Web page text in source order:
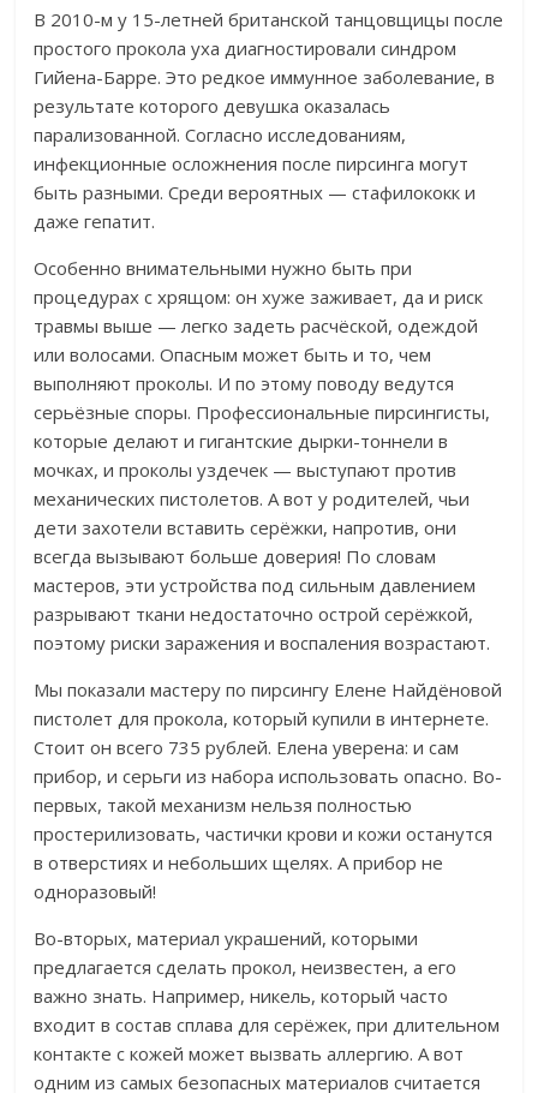
В 2010-м у 15-летней британской танцовщицы после
простого прокола уха диагностировали синдром
Гийена-Барре. Это редкое иммунное заболевание, в
результате которого девушка оказалась
парализованной. Согласно исследованиям,
инфекционные осложнения после пирсинга могут
быть разными.Среди вероятных — стафилококк и
даже гепатит.
Особенно внимательными нужно быть при
процедурах с хрящом: он хуже заживает, да и риск
травмы выше — легко задеть расчёской, одеждой
или волосами.Опасным может быть и то, чем
выполняют проколы. И по этому поводу ведутся
серьёзные споры. Профессиональные пирсингисты,
которые делают и гигантские дырки-тоннели в
мочках, и проколы уздечек — выступают против
механических пистолетов. А вот у родителей, чьи
дети захотели вставить серёжки, напротив, они
всегда вызывают больше доверия! По словам
мастеров, эти устройства под сильным давлением
разрывают ткани недостаточно острой серёжкой,
поэтому риски заражения и воспаления возрастают.
Мы показали мастеру по пирсингу Елене Найдёновой
пистолет для прокола, который купили в интернете.
Стоит он всего 735 рублей. Елена уверена: и сам
прибор, и серьги из набора использовать опасно. Во-
первых, такой механизм нельзя полностью
простерилизовать, частички крови и кожи останутся
в отверстиях и небольших щелях. А прибор не
одноразовый!
Во-вторых, материал украшений, которыми
предлагается сделать прокол, неизвестен, а его
важно знать. Например, никель, который часто
входит в состав сплава для серёжек, при длительном
контакте с кожей может вызвать аллергию. А вот
одним из самых безопасных материалов считается